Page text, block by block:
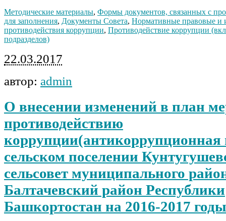
Методические материалы, Формы документов, связанных с
для заполнения, Документы Совета, Нормативные правовые и
противодействия коррупции, Противодействие коррупции
подразделов)
22.03.2017
автор: admin
О внесении изменений в план
противодействию
коррупции(антикоррупционная
сельском поселении
сельсовет муниципального
Балтачевский район Республики
Башкортостан на 2016-2017 годы